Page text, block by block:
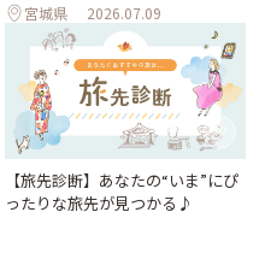
宮城県 2026.07.09
【旅先診断】あなたの“いま”にぴ
ったりな旅先が見つかる♪